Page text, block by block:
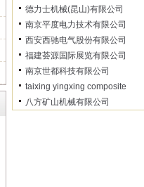
德力士机械(昆山)有限公司
南京平度电力技术有限公司
西安西驰电气股份有限公司
福建荟源国际展览有限公司
南京世都科技有限公司
taixing yingxing composite
八方矿山机械有限公司